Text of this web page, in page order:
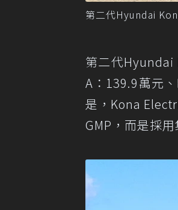
第二代Hyundai
第二代Hyundai
A：139.9萬元
是，Kona
GMP，而是採